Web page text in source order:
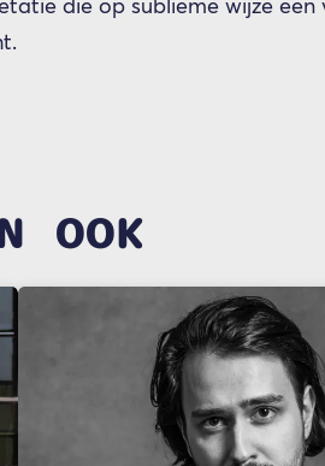
die op sublieme wijze een
OOK